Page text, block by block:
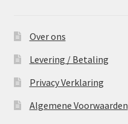
Over ons
Levering / Betaling
Privacy Verklaring
Algemene Voorwaarden